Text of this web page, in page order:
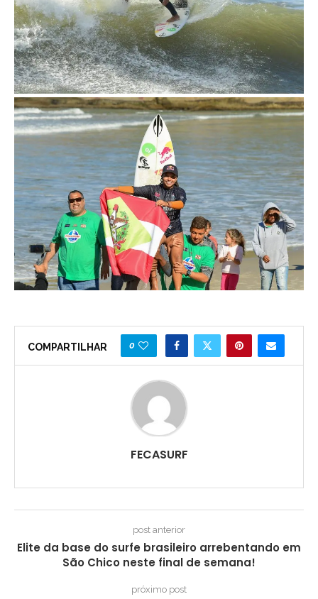
COMPARTILHAR 0
FECASURF
post anterior
Elite da base do surfe brasileiro arrebentando em
São Chico neste final de semana!
próximo post